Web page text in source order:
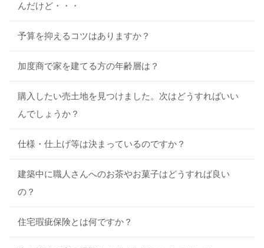
んだけど・・・
予算を抑えるコツはありますか？
加度商で家を建てる方の年齢層は？
購入したい売土地を見つけました。次はどうすればいい
んでしょうか？
仕様・仕上げ等は決まっているのですか？
建築中に職人さんへのお茶やお菓子はどうすれば良い
の？
住宅瑕疵保険とは何ですか？